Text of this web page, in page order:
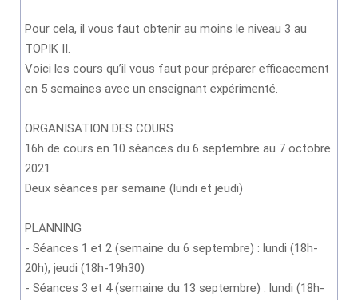
Pour cela, il vous faut obtenir au moins le niveau 3 au
TOPIK II.
Voici les cours qu’il vous faut pour préparer efficacement
en 5 semaines avec un enseignant expérimenté.
ORGANISATION DES COURS
16h de cours en 10 séances du 6 septembre au 7 octobre
2021
Deux séances par semaine (lundi et jeudi)
PLANNING
- Séances 1 et 2 (semaine du 6 septembre) : lundi (18h-
20h), jeudi (18h-19h30)
- Séances 3 et 4 (semaine du 13 septembre) : lundi (18h-